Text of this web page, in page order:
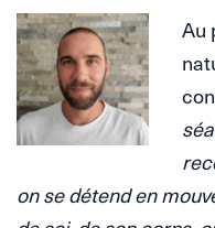
Au
on se détend en